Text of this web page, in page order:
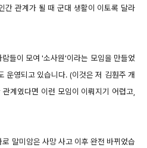
간 관계가 될 때 군대 생활이 이토록 달라
들이 모여 '소사원'이라는 모임을 만들었
운영되고 있습니다. (이것은 저 김훤주 개
계였다면 이런 모임이 이뤄지기 어렵고,
말미암은 사망 사고 이후 완전 바뀌었습